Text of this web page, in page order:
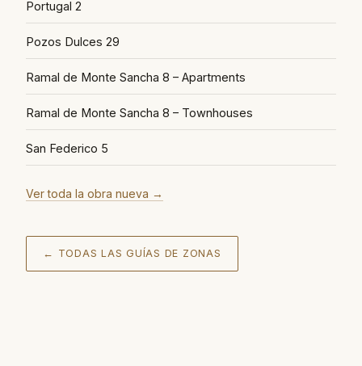
Portugal 2
Pozos Dulces 29
Ramal de Monte Sancha 8 – Apartments
Ramal de Monte Sancha 8 – Townhouses
San Federico 5
Ver toda la obra nueva →
← TODAS LAS GUÍAS DE ZONAS